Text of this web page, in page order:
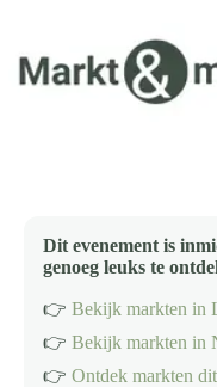
inhoud
Dit evenement is
genoeg leuks te
👉 Bekijk markten in
👉 Bekijk markten in
👉 Ontdek markten